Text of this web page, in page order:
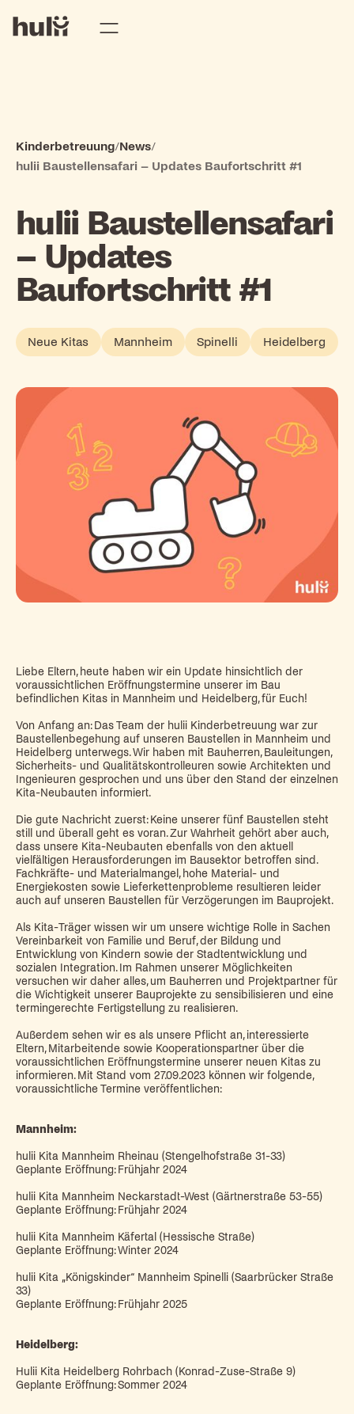
Kinderbetreuung/News/
hulii Baustellensafari – Updates Baufortschritt #1
hulii Baustellensafari
– Updates
Baufortschritt #1
Neue Kitas Mannheim Spinelli Heidelberg
Liebe Eltern, heute haben wir ein Update hinsichtlich der
voraussichtlichen Eröffnungstermine unserer im Bau
befindlichen Kitas in Mannheim und Heidelberg, für Euch!
Von Anfang an: Das Team der hulii Kinderbetreuung war zur
Baustellenbegehung auf unseren Baustellen in Mannheim und
Heidelberg unterwegs. Wir haben mit Bauherren, Bauleitungen,
Sicherheits- und Qualitätskontrolleuren sowie Architekten und
Ingenieuren gesprochen und uns über den Stand der einzelnen
Kita-Neubauten informiert.
Die gute Nachricht zuerst: Keine unserer fünf Baustellen steht
still und überall geht es voran. Zur Wahrheit gehört aber auch,
dass unsere Kita-Neubauten ebenfalls von den aktuell
vielfältigen Herausforderungen im Bausektor betroffen sind.
Fachkräfte- und Materialmangel, hohe Material- und
Energiekosten sowie Lieferkettenprobleme resultieren leider
auch auf unseren Baustellen für Verzögerungen im Bauprojekt.
Als Kita-Träger wissen wir um unsere wichtige Rolle in Sachen
Vereinbarkeit von Familie und Beruf, der Bildung und
Entwicklung von Kindern sowie der Stadtentwicklung und
sozialen Integration. Im Rahmen unserer Möglichkeiten
versuchen wir daher alles, um Bauherren und Projektpartner für
die Wichtigkeit unserer Bauprojekte zu sensibilisieren und eine
termingerechte Fertigstellung zu realisieren.
Außerdem sehen wir es als unsere Pflicht an, interessierte
Eltern, Mitarbeitende sowie Kooperationspartner über die
voraussichtlichen Eröffnungstermine unserer neuen Kitas zu
informieren. Mit Stand vom 27.09.2023 können wir folgende,
voraussichtliche Termine veröffentlichen:
Mannheim:
hulii Kita Mannheim Rheinau (Stengelhofstraße 31-33)
Geplante Eröffnung: Frühjahr 2024
hulii Kita Mannheim Neckarstadt-West (Gärtnerstraße 53-55)
Geplante Eröffnung: Frühjahr 2024
hulii Kita Mannheim Käfertal (Hessische Straße)
Geplante Eröffnung: Winter 2024
hulii Kita „Königskinder“ Mannheim Spinelli (Saarbrücker Straße
33)
Geplante Eröffnung: Frühjahr 2025
Heidelberg:
Hulii Kita Heidelberg Rohrbach (Konrad-Zuse-Straße 9)
Geplante Eröffnung: Sommer 2024